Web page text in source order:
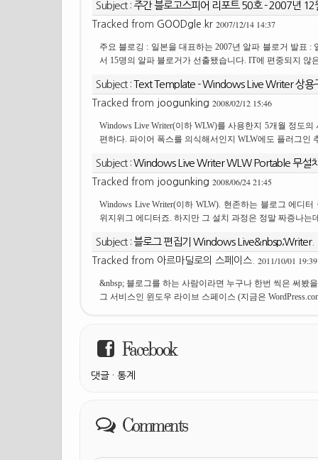
Subject : 주간 블로고스피어 리포트 50호 - 2007년 12
Tracked from GOODgle.kr 2007/12/14 14:37
주요 블로깅 : 일본을 대표하는 2007년 알파 블로거 발표
서 15명의 알파 블로거가 선출됐습니다. IT에 편중되지 않
Subject : Text Template - Windows Live Writer 상용
Tracked from joogunking 2008/02/12 15:46
Windows Live Writer(이하 WLW)를 사용한지 5개월 정도
편하다. 파이어 폭스를 의식해서인지 WLW에도 플러그인
Subject : Windows Live Writer WLW Portable 무설
Tracked from joogunking 2008/06/24 21:45
Windows Live Writer(이하 WLW). 현존하는 블로그 에디
위지위그 에디터죠. 하지만 그 설치 과정은 정말 짜증나는
Subject : 블로그 편집기 Windows Live&nbsp;Writer.
Tracked from 아르마딜로의 스페이스. 2011/10/01 19:39
&nbsp; 블로그를 하는 사람이라면 누구나 한번 씩은 써봤
그 서비스인 윈도우 라이브 스페이스 (지금은
Facebook
댓글 · 통계
Comments